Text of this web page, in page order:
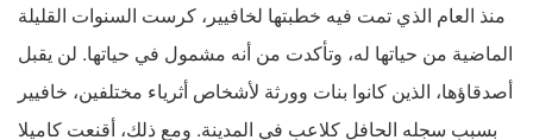
منذ العام الذي تمت فيه خطبتها لخافيير، كرست السنوات القليلة
الماضية من حياتها له، وتأكدت من أنه مشمول في حياتها. لن يقبل
أصدقاؤها، الذين كانوا بنات وورثة لأشخاص أثرياء مختلفين، خافيير
بسبب سجله الحافل كلاعب في المدينة. ومع ذلك، أقنعت كاميلا